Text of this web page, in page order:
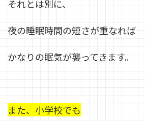
それとは別に、
夜の睡眠時間の短さが重なれば
かなりの眠気が襲ってきます。
また、小学校でも